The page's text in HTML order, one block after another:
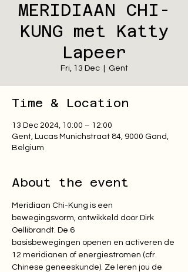
MERIDIAAN CHI-
KUNG met Katty
Lapeer
Fri, 13 Dec
  |
Gent
Time & Location
13 Dec 2024, 10:00 – 12:00
Gent, Lucas Munichstraat 84, 9000 Gand,
Belgium
About the event
Meridiaan Chi-Kung is een
bewegingsvorm, ontwikkeld door Dirk
Oellibrandt. De 6
basisbewegingen openen en activeren de
12 meridianen of energiestromen (cfr.
Chinese geneeskunde). Ze leren jou de